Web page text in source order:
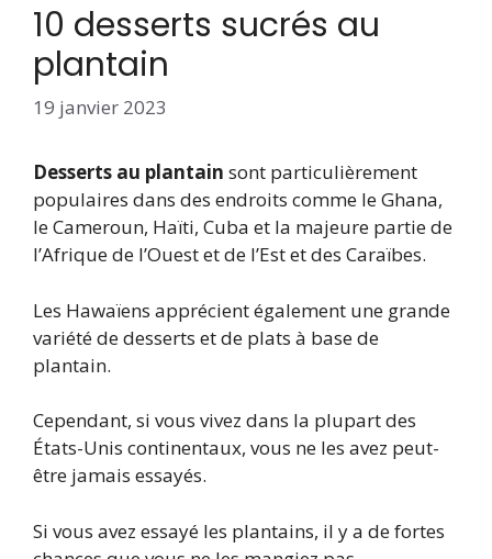
10 desserts sucrés au
plantain
19 janvier 2023
Desserts au plantain sont particulièrement
populaires dans des endroits comme le Ghana,
le Cameroun, Haïti, Cuba et la majeure partie de
l’Afrique de l’Ouest et de l’Est et des Caraïbes.
Les Hawaïens apprécient également une grande
variété de desserts et de plats à base de
plantain.
Cependant, si vous vivez dans la plupart des
États-Unis continentaux, vous ne les avez peut-
être jamais essayés.
Si vous avez essayé les plantains, il y a de fortes